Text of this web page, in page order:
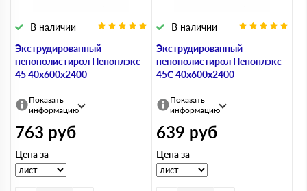
Экструдированный
пенополистирол Пеноплэкс
45 40х600х2400
В наличии
Показать
информацию
763 руб
Цена за
Экструдированный
пенополистирол Пеноплэкс
45С 40х600х2400
В наличии
Показать
информацию
639 руб
Цена за